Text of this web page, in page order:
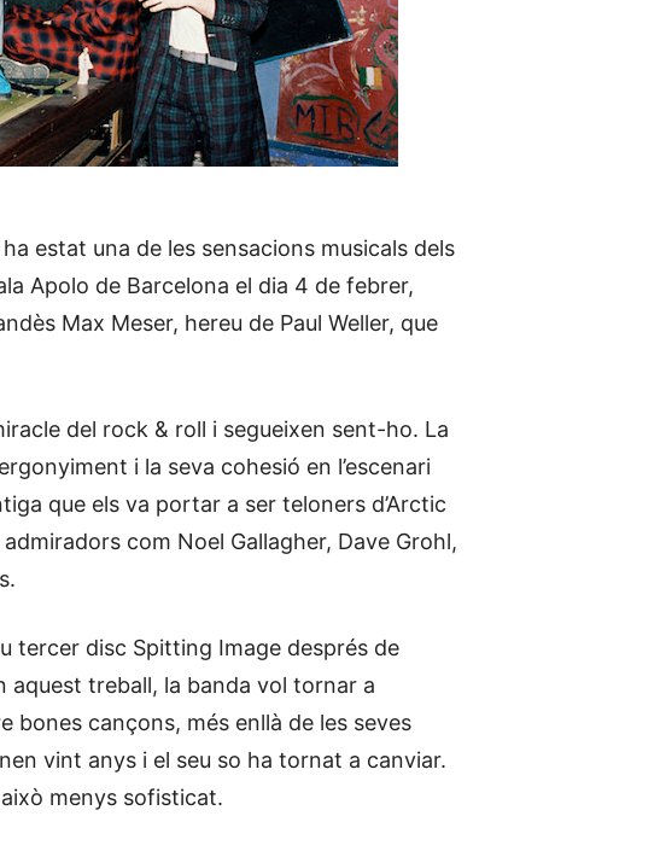
estat una de les sensacions musicals dels
Apolo de Barcelona el dia 4 de febrer,
Max Meser, hereu de Paul Weller, que
del rock & roll i segueixen sent-ho. La
i la seva cohesió en l’escenari
que els va portar a ser teloners d’Arctic
com Noel Gallagher, Dave Grohl,
tercer disc Spitting Image després de
aquest treball, la banda vol tornar a
bones cançons, més enllà de les seves
vint anys i el seu so ha tornat a canviar.
menys sofisticat.